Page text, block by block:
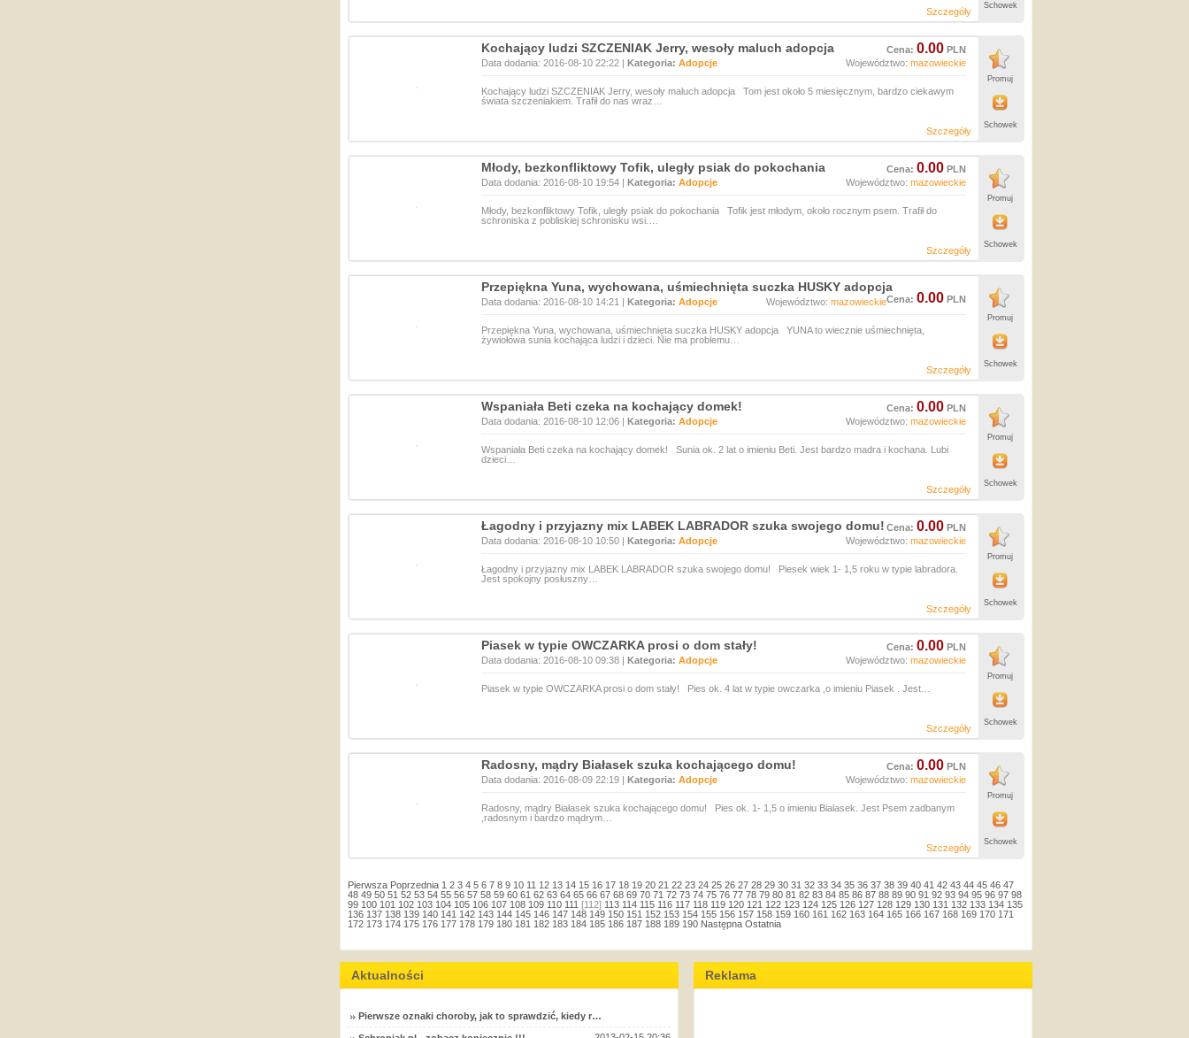
Szczegóły
Schowek
Kochający ludzi SZCZENIAK Jerry, wesoły maluch adopcja Cena: 0.00 PLN
Data dodania: 2016-08-10 22:22 | Kategoria: Adopcje Województwo: mazowieckie
Kochający ludzi SZCZENIAK Jerry, wesoły maluch adopcja Tom jest około 5 miesięcznym, bardzo ciekawym
świata szczeniakiem. Trafił do nas wraz…
Szczegóły
Promuj
Schowek
Młody, bezkonfliktowy Tofik, uległy psiak do pokochania Cena: 0.00 PLN
Data dodania: 2016-08-10 19:54 | Kategoria: Adopcje Województwo: mazowieckie
Młody, bezkonfliktowy Tofik, uległy psiak do pokochania Tofik jest młodym, około rocznym psem. Trafił do
schroniska z pobliskiej schronisku wsi.…
Szczegóły
Promuj
Schowek
Przepiękna Yuna, wychowana, uśmiechnięta suczka HUSKY adopcja
Cena: 0.00 PLN
Data dodania: 2016-08-10 14:21 | Kategoria: Adopcje Województwo: mazowieckie
Przepiękna Yuna, wychowana, uśmiechnięta suczka HUSKY adopcja YUNA to wiecznie uśmiechnięta,
żywiołowa sunia kochająca ludzi i dzieci. Nie ma problemu…
Szczegóły
Promuj
Schowek
Wspaniała Beti czeka na kochający domek! Cena: 0.00 PLN
Data dodania: 2016-08-10 12:06 | Kategoria: Adopcje Województwo: mazowieckie
Wspaniała Beti czeka na kochający domek! Sunia ok. 2 lat o imieniu Beti. Jest bardzo madra i kochana. Lubi
dzieci…
Szczegóły
Promuj
Schowek
Łagodny i przyjazny mix LABEK LABRADOR szuka swojego domu! Cena: 0.00 PLN
Data dodania: 2016-08-10 10:50 | Kategoria: Adopcje Województwo: mazowieckie
Łagodny i przyjazny mix LABEK LABRADOR szuka swojego domu! Piesek wiek 1- 1,5 roku w typie labradora.
Jest spokojny posłuszny…
Szczegóły
Promuj
Schowek
Piasek w typie OWCZARKA prosi o dom stały! Cena: 0.00 PLN
Data dodania: 2016-08-10 09:38 | Kategoria: Adopcje Województwo: mazowieckie
Piasek w typie OWCZARKA prosi o dom stały! Pies ok. 4 lat w typie owczarka ,o imieniu Piasek . Jest…
Szczegóły
Promuj
Schowek
Radosny, mądry Białasek szuka kochającego domu! Cena: 0.00 PLN
Data dodania: 2016-08-09 22:19 | Kategoria: Adopcje Województwo: mazowieckie
Radosny, mądry Białasek szuka kochającego domu! Pies ok. 1- 1,5 o imieniu Bialasek. Jest Psem zadbanym
,radosnym i bardzo mądrym…
Szczegóły
Promuj
Schowek
Pierwsza Poprzednia 1 2 3 4 5 6 7 8 9 10 11 12 13 14 15 16 17 18 19 20 21 22 23 24 25 26 27 28 29 30 31 32 33 34 35 36 37 38 39 40 41 42 43 44 45 46 47
48 49 50 51 52 53 54 55 56 57 58 59 60 61 62 63 64 65 66 67 68 69 70 71 72 73 74 75 76 77 78 79 80 81 82 83 84 85 86 87 88 89 90 91 92 93 94 95 96 97 98
99 100 101 102 103 104 105 106 107 108 109 110 111 [112] 113 114 115 116 117 118 119 120 121 122 123 124 125 126 127 128 129 130 131 132 133 134 135
136 137 138 139 140 141 142 143 144 145 146 147 148 149 150 151 152 153 154 155 156 157 158 159 160 161 162 163 164 165 166 167 168 169 170 171
172 173 174 175 176 177 178 179 180 181 182 183 184 185 186 187 188 189 190 Następna Ostatnia
Aktualności
Pierwsze oznaki choroby, jak to sprawdzić, kiedy r…
Reklama